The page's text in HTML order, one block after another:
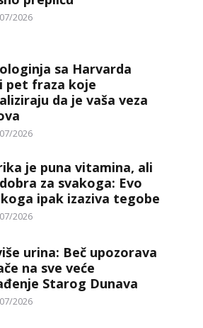
2026
sa Harvarda
pet fraza koje
da je vaša veza
2026
je puna vitamina, ali
za svakoga: Evo
ipak izaziva tegobe
2026
urina: Beč upozorava
na sve veće
Starog Dunava
2026